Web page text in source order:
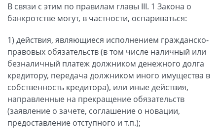
В связи с этим по правилам главы III. 1 Закона о
банкротстве могут, в частности, оспариваться:
1) действия, являющиеся исполнением гражданско-
правовых обязательств (в том числе наличный или
безналичный платеж должником денежного долга
кредитору, передача должником иного имущества в
собственность кредитора), или иные действия,
направленные на прекращение обязательств
(заявление о зачете, соглашение о новации,
предоставление отступного и т.п.);